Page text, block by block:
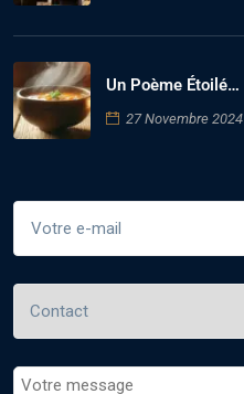
Un Poème Étoilé…
27 Novembre 2024